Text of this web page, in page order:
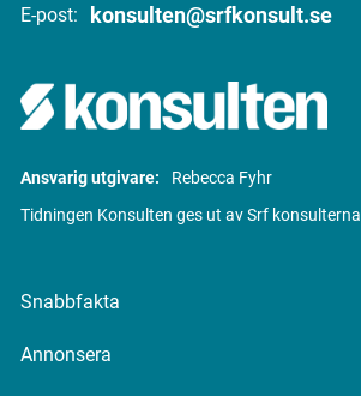
E-post: konsulten@srfkonsult.se
Ansvarig utgivare:
Rebecca Fyhr
Tidningen Konsulten ges ut av Srf konsulterna
Snabbfakta
Annonsera